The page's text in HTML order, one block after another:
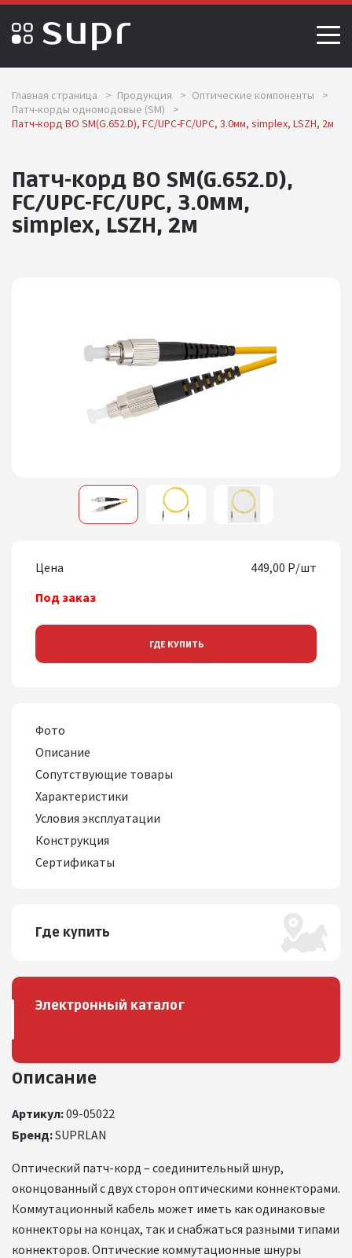
Главная страница > Продукция > Оптические компоненты
>
Патч-корды одномодовые (SM)
>
Патч-корд ВО SM(G.652.D), FC/UPC-FC/UPC, 3.0мм, simplex, LSZH, 2м
Патч-корд ВО SM(G.652.D),
FC/UPC-FC/UPC, 3.0мм,
simplex, LSZH, 2м
Описание
Артикул:09-05022
Бренд:SUPRLAN
Оптический патч-корд – соединительный шнур,
оконцованный с двух сторон оптическими коннекторами.
Коммутационный кабель может иметь как одинаковые
коннекторы на концах, так и снабжаться разными типами
коннекторов. Оптические коммутационные шнуры
Цена
449,00 Р/шт
Под заказ
ГДЕ КУПИТЬ
Фото
Описание
Сопутствующие товары
Характеристики
Условия эксплуатации
Конструкция
Сертификаты
Где купить
Электронный каталог